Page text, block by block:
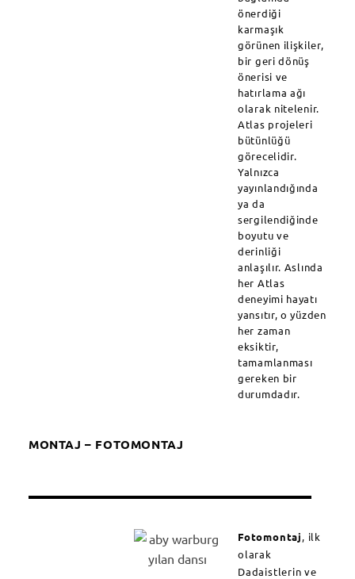
önerdiği
karmaşık
görünen ilişkiler,
bir geri dönüş
önerisi ve
hatırlama ağı
olarak nitelenir.
Atlas projeleri
bütünlüğü
görecelidir.
Yalnızca
yayınlandığında
ya da
sergilendiğinde
boyutu ve
derinliği
anlaşılır. Aslında
her Atlas
deneyimi hayatı
yansıtır, o yüzden
her zaman
eksiktir,
tamamlanması
gereken bir
durumdadır.
MONTAJ – FOTOMONTAJ
Fotomontaj, ilk
olarak
Dadaistlerin ve